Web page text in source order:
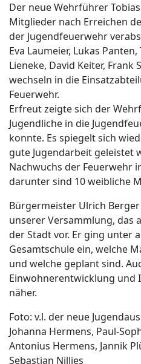
Der neue Wehrführer
Mitglieder nach Erreichen
der Jugendfeuerwehr
Eva Laumeier, Lukas
Lieneke, David Keiter,
wechseln in die
Feuerwehr.
Erfreut zeigte sich der
Jugendliche in die
konnte. Es spiegelt sich
gute Jugendarbeit geleistet
Nachwuchs der Feuerwehr
darunter sind 10 weibliche
Bürgermeister Ulrich
unserer Versammlung, das
der Stadt vor. Er ging unter
Gesamtschule ein, welche
und welche geplant sind.
Einwohnerentwicklung und
näher.
Foto: v.l. der neue
Johanna Hermens, Paul-
Antonius Hermens, Jannik
Sebastian Nillies